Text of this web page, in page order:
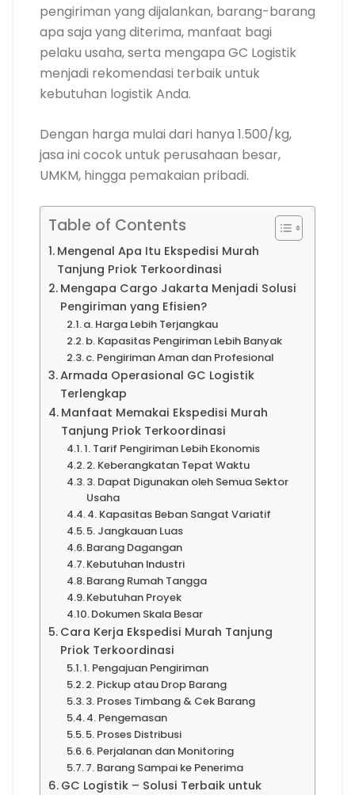
pengiriman yang dijalankan, barang-barang
apa saja yang diterima, manfaat bagi
pelaku usaha, serta mengapa GC Logistik
menjadi rekomendasi terbaik untuk
kebutuhan logistik Anda.
Dengan harga mulai dari hanya 1.500/kg,
jasa ini cocok untuk perusahaan besar,
UMKM, hingga pemakaian pribadi.
Table of Contents
Mengenal Apa Itu Ekspedisi Murah
Tanjung Priok Terkoordinasi
Mengapa Cargo Jakarta Menjadi Solusi
Pengiriman yang Efisien?
a. Harga Lebih Terjangkau
b. Kapasitas Pengiriman Lebih Banyak
c. Pengiriman Aman dan Profesional
Armada Operasional GC Logistik
Terlengkap
Manfaat Memakai Ekspedisi Murah
Tanjung Priok Terkoordinasi
1. Tarif Pengiriman Lebih Ekonomis
2. Keberangkatan Tepat Waktu
3. Dapat Digunakan oleh Semua Sektor
Usaha
4. Kapasitas Beban Sangat Variatif
5. Jangkauan Luas
Barang Dagangan
Kebutuhan Industri
Barang Rumah Tangga
Kebutuhan Proyek
Dokumen Skala Besar
Cara Kerja Ekspedisi Murah Tanjung
Priok Terkoordinasi
1. Pengajuan Pengiriman
2. Pickup atau Drop Barang
3. Proses Timbang & Cek Barang
4. Pengemasan
5. Proses Distribusi
6. Perjalanan dan Monitoring
7. Barang Sampai ke Penerima
GC Logistik – Solusi Terbaik untuk